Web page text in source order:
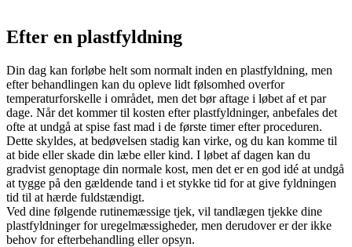
Efter en plastfyldning
Din dag kan forløbe helt som normalt inden en plastfyldning, men
efter behandlingen kan du opleve lidt følsomhed overfor
temperaturforskelle i området, men det bør aftage i løbet af et par
dage. Når det kommer til kosten efter plastfyldninger, anbefales det
ofte at undgå at spise fast mad i de første timer efter proceduren.
Dette skyldes, at bedøvelsen stadig kan virke, og du kan komme til
at bide eller skade din læbe eller kind. I løbet af dagen kan du
gradvist genoptage din normale kost, men det er en god idé at undgå
at tygge på den gældende tand i et stykke tid for at give fyldningen
tid til at hærde fuldstændigt.
Ved dine følgende rutinemæssige tjek, vil tandlægen tjekke dine
plastfyldninger for uregelmæssigheder, men derudover er der ikke
behov for efterbehandling eller opsyn.